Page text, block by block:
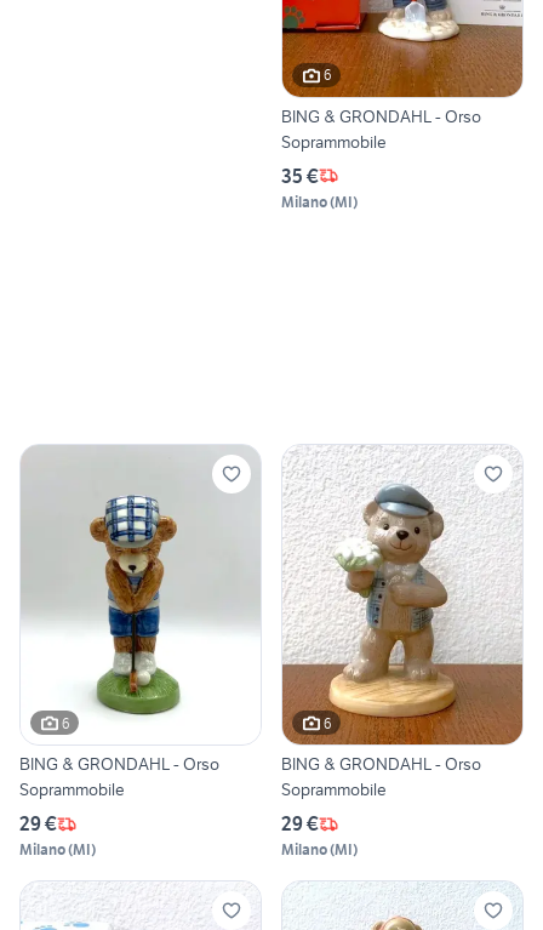
6
BING & GRONDAHL - Orso
Soprammobile
35 €
Milano(MI)
6
BING & GRONDAHL - Orso
Soprammobile
29 €
Milano(MI)
6
BING & GRONDAHL - Orso
Soprammobile
29 €
Milano(MI)